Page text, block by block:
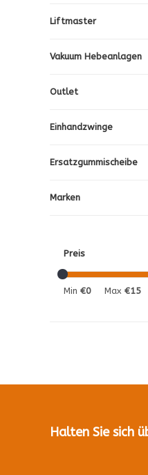
Liftmaster
Vakuum Hebeanlagen
Outlet
Einhandzwinge
Ersatzgummischeibe
Marken
Preis
Min €0 Max €15
Halten Sie sich